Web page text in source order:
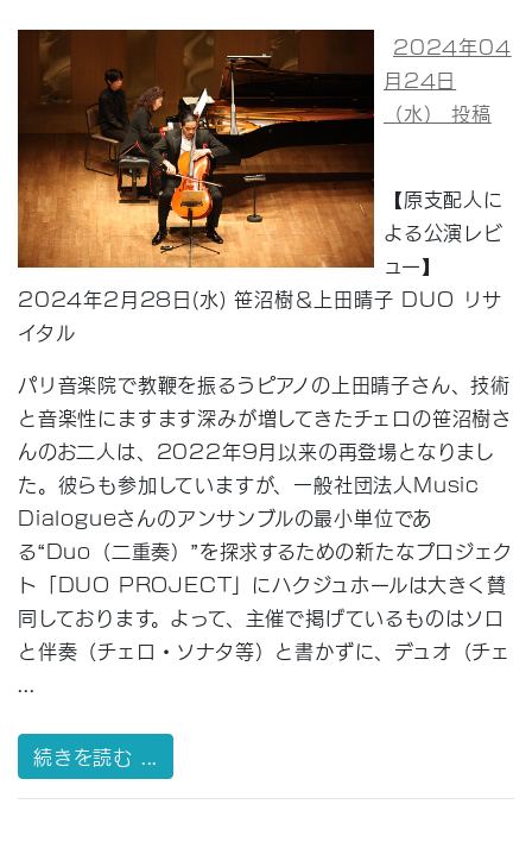
2024年04
月24日
（水） 投稿
【原支配人に
よる公演レビ
ュー】
2024年2月28日(水) 笹沼樹＆上田晴子 DUO リサ
イタル
パリ音楽院で教鞭を振るうピアノの上田晴子さん、技術
と音楽性にますます深みが増してきたチェロの笹沼樹さ
んのお二人は、2022年9月以来の再登場となりまし
た。彼らも参加していますが、一般社団法人Music
Dialogueさんのアンサンブルの最小単位であ
る“Duo（二重奏）”を探求するための新たなプロジェク
ト「DUO PROJECT」にハクジュホールは大きく賛
同しております。よって、主催で掲げているものはソロ
と伴奏（チェロ・ソナタ等）と書かずに、デュオ（チェ
...
続きを読む ...